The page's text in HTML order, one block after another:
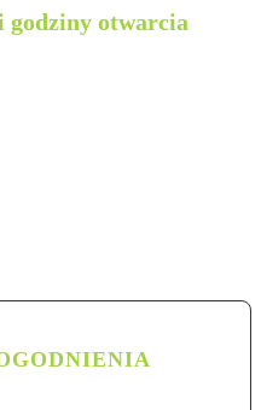
godziny otwarcia